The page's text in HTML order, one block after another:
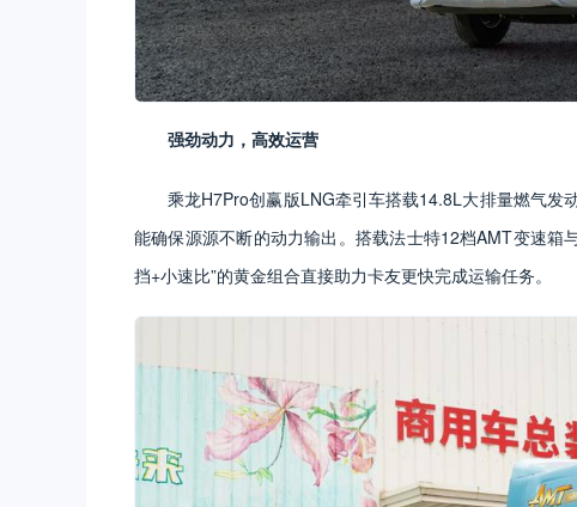
强劲动力，高效运营
乘龙H7Pro创赢版LNG牵引车搭载14.8L大排量燃气
能确保源源不断的动力输出。搭载法士特12档AMT变速箱
挡+小速比”的黄金组合直接助力卡友更快完成运输任务。